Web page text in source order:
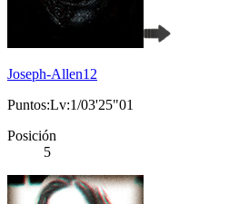
Joseph-Allen12
Puntos:Lv:1/03'25"01
Posición
5